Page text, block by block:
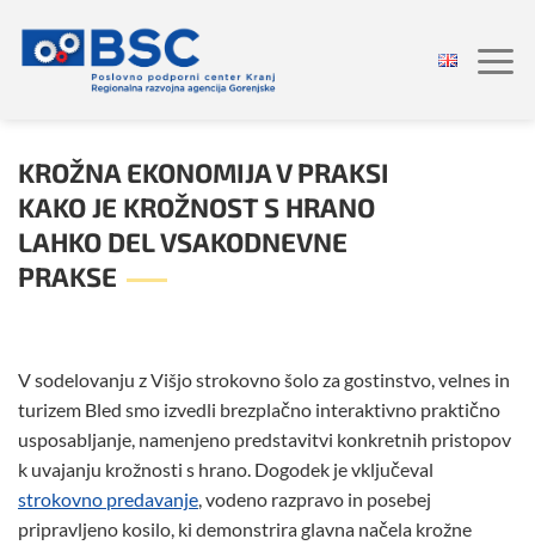
vsebino
KROŽNA EKONOMIJA V PRAKSI
KAKO JE KROŽNOST S HRANO
LAHKO DEL VSAKODNEVNE
PRAKSE
V sodelovanju z Višjo strokovno šolo za gostinstvo, velnes in
turizem Bled smo izvedli brezplačno interaktivno praktično
usposabljanje, namenjeno predstavitvi konkretnih pristopov
k uvajanju krožnosti s hrano. Dogodek je vključeval
strokovno predavanje, vodeno razpravo in posebej
pripravljeno kosilo, ki demonstrira glavna načela krožne